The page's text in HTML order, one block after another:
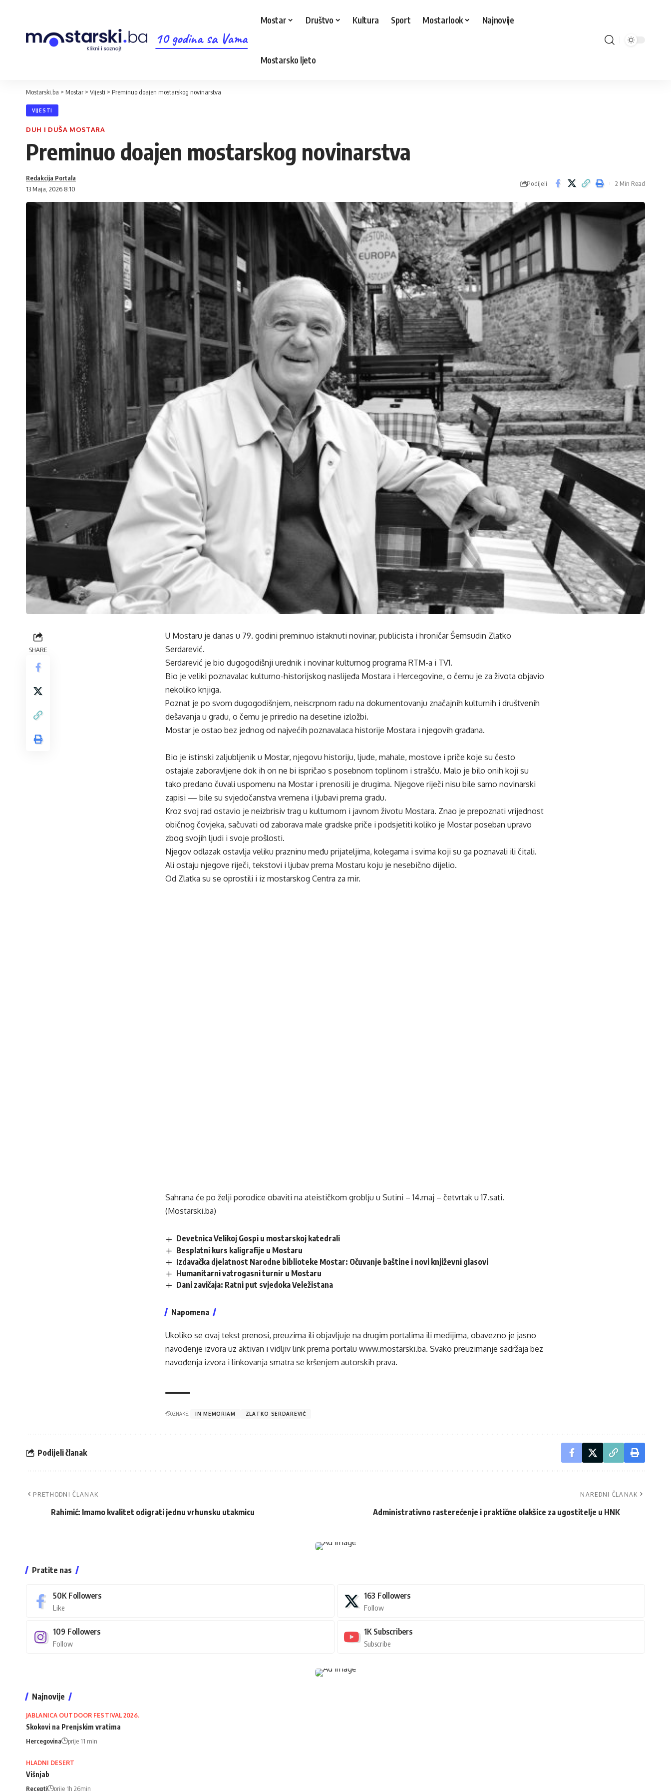
10 godina sa Vama
Mostar Društvo Kultura Sport Mostarlook Najnovije
Mostarsko ljeto
Mostarski.ba > Mostar > Vijesti > Preminuo doajen mostarskog novinarstva
VIJESTI
DUH I DUŠA MOSTARA
Preminuo doajen mostarskog novinarstva
13 Maja, 2026 8:10
Redakcija Portala
Podijeli 2 Min Read
SHARE
U Mostaru je danas u 79. godini preminuo istaknuti novinar, publicista i hroničar Šemsudin Zlatko
Serdarević.
Serdarević je bio dugogodišnji urednik i novinar kulturnog programa RTM-a i TV1.
Bio je veliki poznavalac kulturno-historijskog naslijeđa Mostara i Hercegovine, o čemu je za života objavio
nekoliko knjiga.
Poznat je po svom dugogodišnjem, neiscrpnom radu na dokumentovanju značajnih kulturnih i društvenih
dešavanja u gradu, o čemu je priredio na desetine izložbi.
Mostar je ostao bez jednog od najvećih poznavalaca historije Mostara i njegovih građana.
Bio je istinski zaljubljenik u Mostar, njegovu historiju, ljude, mahale, mostove i priče koje su često
ostajale zaboravljene dok ih on ne bi ispričao s posebnom toplinom i strašću. Malo je bilo onih koji su
tako predano čuvali uspomenu na Mostar i prenosili je drugima. Njegove riječi nisu bile samo novinarski
zapisi — bile su svjedočanstva vremena i ljubavi prema gradu.
Kroz svoj rad ostavio je neizbrisiv trag u kulturnom i javnom životu Mostara. Znao je prepoznati vrijednost
običnog čovjeka, sačuvati od zaborava male gradske priče i podsjetiti koliko je Mostar poseban upravo
zbog svojih ljudi i svoje prošlosti.
Njegov odlazak ostavlja veliku prazninu među prijateljima, kolegama i svima koji su ga poznavali ili čitali.
Ali ostaju njegove riječi, tekstovi i ljubav prema Mostaru koju je nesebično dijelio.
Od Zlatka su se oprostili i iz mostarskog Centra za mir.
Sahrana će po želji porodice obaviti na ateističkom groblju u Sutini – 14.maj – četvrtak u 17.sati.
(Mostarski.ba)
Devetnica Velikoj Gospi u mostarskoj katedrali
Besplatni kurs kaligrafije u Mostaru
Izdavačka djelatnost Narodne biblioteke Mostar: Očuvanje baštine i novi književni glasovi
Humanitarni vatrogasni turnir u Mostaru
Dani zavičaja: Ratni put svjedoka Veležistana
Napomena
Ukoliko se ovaj tekst prenosi, preuzima ili objavljuje na drugim portalima ili medijima, obavezno je jasno
navođenje izvora uz aktivan i vidljiv link prema portalu www.mostarski.ba. Svako preuzimanje sadržaja bez
navođenja izvora i linkovanja smatra se kršenjem autorskih prava.
OZNAKE: IN MEMORIAM ZLATKO SERDAREVIĆ
Podijeli članak
PRETHODNI ČLANAK
Rahimić: Imamo kvalitet odigrati jednu vrhunsku utakmicu
NAREDNI ČLANAK
Administrativno rasterećenje i praktične olakšice za ugostitelje u HNK
Pratite nas
50K Followers
Like
163 Followers
Follow
109 Followers
Follow
1K Subscribers
Subscribe
Najnovije
JABLANICA OUTDOOR FESTIVAL 2026.
Skokovi na Prenjskim vratima
Hercegovina prije 11 min
HLADNI DESERT
Višnjab
Recepti prije 1h 26min